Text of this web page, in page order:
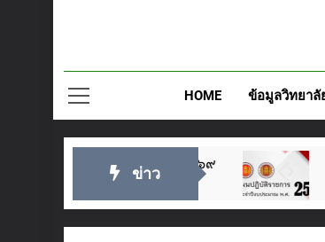
HOME ข้อมูลวิทยาลั
ข่าว
กรกฎาคม ๒๕๖๙ แผนปฏิบัติราช
2 Days Ago